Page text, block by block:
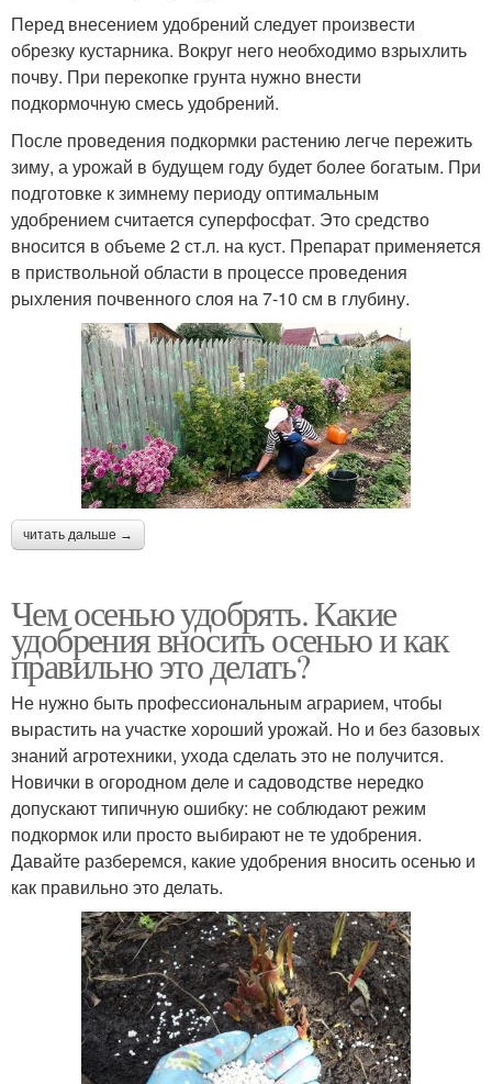
Перед внесением удобрений следует произвести
обрезку кустарника. Вокруг него необходимо взрыхлить
почву. При перекопке грунта нужно внести
подкормочную смесь удобрений.
После проведения подкормки растению легче пережить
зиму, а урожай в будущем году будет более богатым. При
подготовке к зимнему периоду оптимальным
удобрением считается суперфосфат. Это средство
вносится в объеме 2 ст.л. на куст. Препарат применяется
в приствольной области в процессе проведения
рыхления почвенного слоя на 7-10 см в глубину.
читать дальше →
Чем осенью удобрять. Какие
удобрения вносить осенью и как
правильно это делать?
Не нужно быть профессиональным аграрием, чтобы
вырастить на участке хороший урожай. Но и без базовых
знаний агротехники, ухода сделать это не получится.
Новички в огородном деле и садоводстве нередко
допускают типичную ошибку: не соблюдают режим
подкормок или просто выбирают не те удобрения.
Давайте разберемся, какие удобрения вносить осенью и
как правильно это делать.